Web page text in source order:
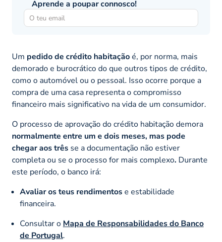
Aprende a poupar connosco!
Um pedido de crédito habitaçãoé, por norma, mais
demorado e burocrático do que outros tipos de crédito,
como o automóvel ou o pessoal. Isso ocorre porque a
compra de uma casa representa o compromisso
financeiro mais significativo na vida de um consumidor.
O processo de aprovação do crédito habitação demora
normalmente entre um e dois meses, mas pode
chegar aos três se a documentação não estiver
completa ou se o processo for mais complexo. Durante
este período, o banco irá:
Avaliar os teus rendimentose estabilidade
financeira.
Consultar o Mapa de Responsabilidades do Banco
de Portugal.